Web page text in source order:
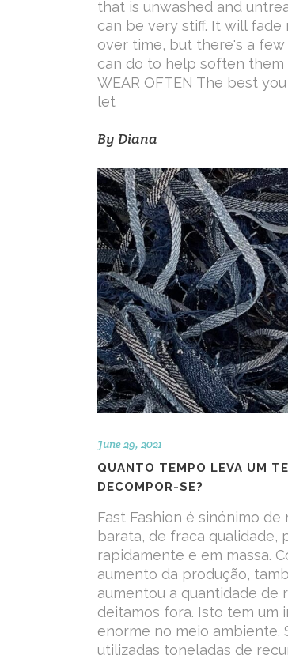
that is unwashed and
can be very stiff. It will fade
over time, but there's a few
can do to help soften them
WEAR OFTEN The best
let
By Diana
June 29, 2021
QUANTO TEMPO LEVA UM
DECOMPOR-SE?
Fast Fashion é sinónimo de
barata, de fraca qualidade,
rapidamente e em massa.
aumento da produção,
aumentou a quantidade de
deitamos fora. Isto tem um
enorme no meio ambiente.
utilizadas toneladas de